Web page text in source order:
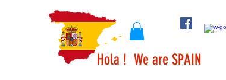
Hola ! We are SPAIN